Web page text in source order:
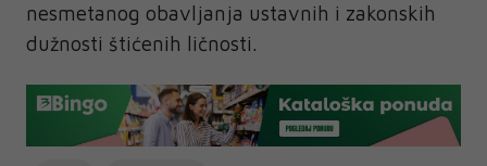
nesmetanog obavljanja ustavnih i zakonskih
dužnosti štićenih ličnosti.